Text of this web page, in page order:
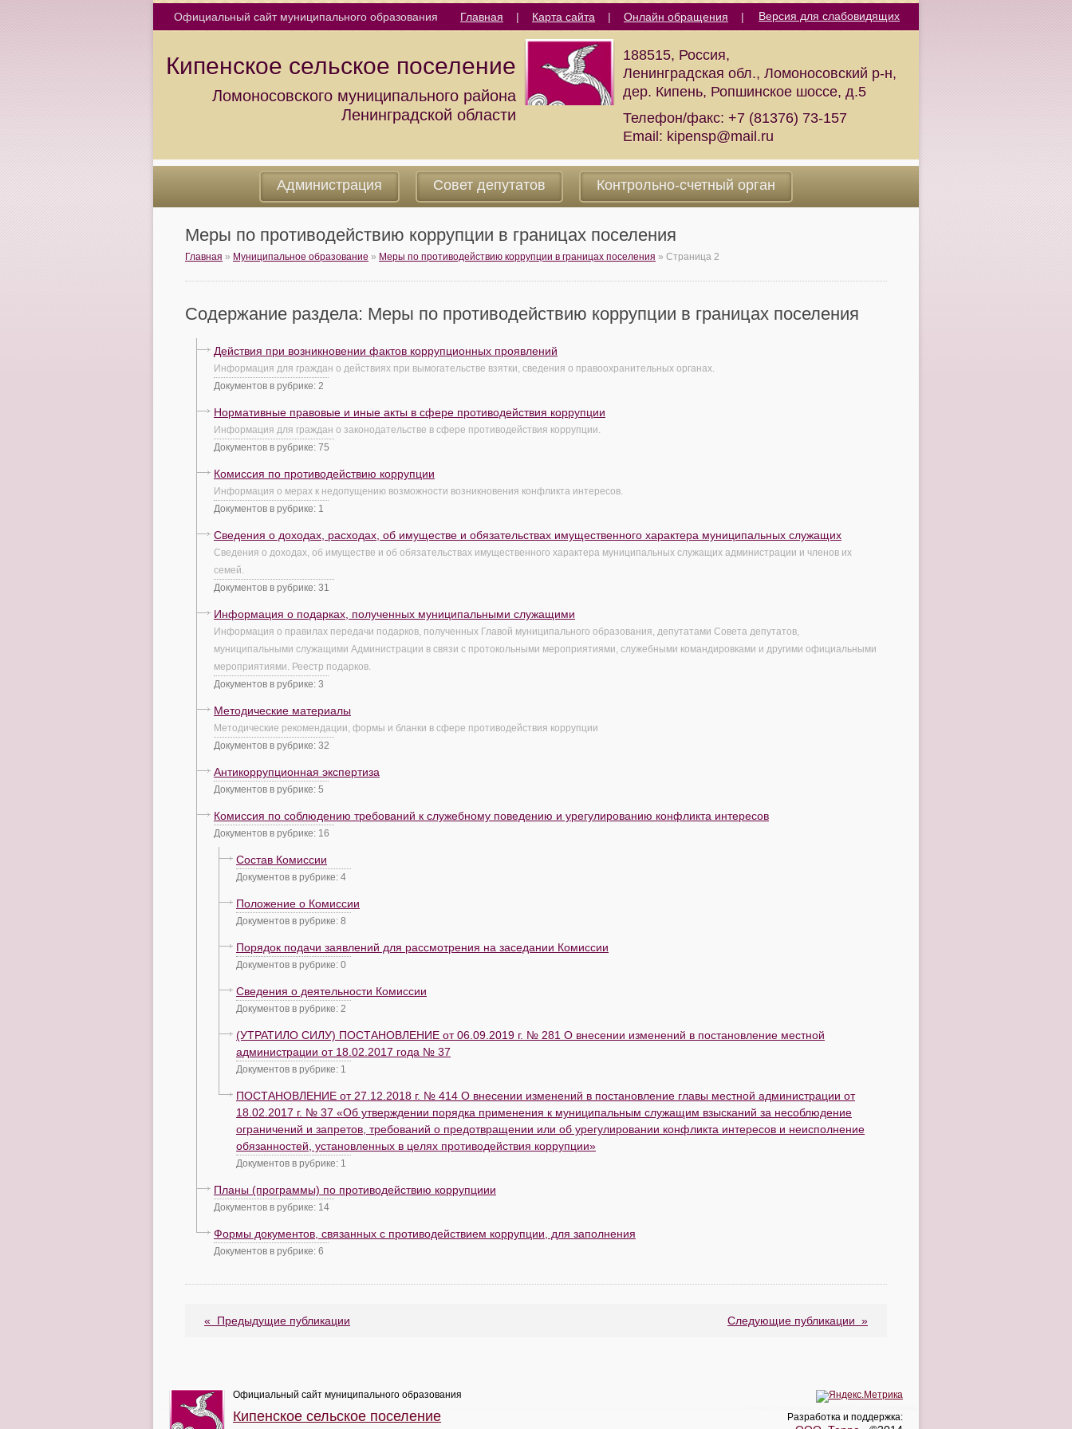
Официальный сайт муниципального образования Главная | Карта сайта | Онлайн обращения |
Кипенское сельское поселение
Ломоносовского муниципального района
Ленинградской области
188515, Россия,
Ленинградская обл., Ломоносовский р-н,
дер. Кипень, Ропшинское шоссе, д.5
Телефон/факс: +7 (81376) 73-157
Email: kipensp@mail.ru
Администрация Совет депутатов Контрольно-счетный орган
Меры по противодействию коррупции в границах поселения
Главная » Муниципальное образование » Меры по противодействию коррупции в границах поселения » Страница 2
Содержание раздела: Меры по противодействию коррупции в границах поселения
Действия при возникновении фактов коррупционных проявлений
Информация для граждан о действиях при вымогательстве взятки, сведения о правоохранительных органах.
Документов в рубрике: 2
Нормативные правовые и иные акты в сфере противодействия коррупции
Информация для граждан о законодательстве в сфере противодействия коррупции.
Документов в рубрике: 75
Комиссия по противодействию коррупции
Информация о мерах к недопущению возможности возникновения конфликта интересов.
Документов в рубрике: 1
Сведения о доходах, расходах, об имуществе и обязательствах имущественного характера муниципальных служащих
Сведения о доходах, об имуществе и об обязательствах имущественного характера муниципальных служащих администрации и членов их
семей.
Документов в рубрике: 31
Информация о подарках, полученных муниципальными служащими
Информация о правилах передачи подарков, полученных Главой муниципального образования, депутатами Совета депутатов,
муниципальными служащими Администрации в связи с протокольными мероприятиями, служебными командировками и другими официальными
мероприятиями. Реестр подарков.
Документов в рубрике: 3
Методические материалы
Методические рекомендации, формы и бланки в сфере противодействия коррупции
Документов в рубрике: 32
Антикоррупционная экспертиза
Документов в рубрике: 5
Комиссия по соблюдению требований к служебному поведению и урегулированию конфликта интересов
Документов в рубрике: 16
Состав Комиссии
Документов в рубрике: 4
Положение о Комиссии
Документов в рубрике: 8
Порядок подачи заявлений для рассмотрения на заседании Комиссии
Документов в рубрике: 0
Сведения о деятельности Комиссии
Документов в рубрике: 2
(УТРАТИЛО СИЛУ) ПОСТАНОВЛЕНИЕ от 06.09.2019 г. № 281 О внесении изменений в постановление местной
администрации от 18.02.2017 года № 37
Документов в рубрике: 1
ПОСТАНОВЛЕНИЕ от 27.12.2018 г. № 414 О внесении изменений в постановление главы местной администрации от
18.02.2017 г. № 37 «Об утверждении порядка применения к муниципальным служащим взысканий за несоблюдение
ограничений и запретов, требований о предотвращении или об урегулировании конфликта интересов и неисполнение
обязанностей, установленных в целях противодействия коррупции»
Документов в рубрике: 1
Планы (программы) по противодействию коррупциии
Документов в рубрике: 14
Формы документов, связанных с противодействием коррупции, для заполнения
Документов в рубрике: 6
« Предыдущие публикации Следующие публикации »
Официальный сайт муниципального образования
Кипенское сельское поселение Разработка и поддержка: